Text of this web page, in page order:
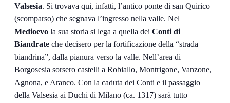
Valsesia. Si trovava qui, infatti, l’antico ponte di san Quirico
(scomparso) che segnava l’ingresso nella valle. Nel
Medioevo la sua storia si lega a quella dei Conti di
Biandrate che decisero per la fortificazione della “strada
biandrina”, dalla pianura verso la valle. Nell’area di
Borgosesia sorsero castelli a Robiallo, Montrigone, Vanzone,
Agnona, e Aranco. Con la caduta dei Conti e il passaggio
della Valsesia ai Duchi di Milano (ca. 1317) sarà tutto